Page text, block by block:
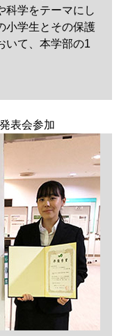
科学をテーマにし
小学生とその保護
いて、本学部の1
表会参加